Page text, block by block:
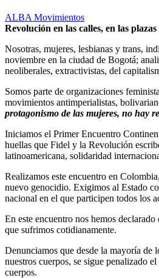
ALBA Movimientos
Revolución en las calles, en las plazas
Nosotras, mujeres, lesbianas y trans,
noviembre en la ciudad de Bogotá;
neoliberales, extractivistas, del
Somos parte de organizaciones
movimientos antimperialistas,
protagonismo de las mujeres, no hay
Iniciamos el Primer Encuentro
huellas que Fidel y la Revolución
latinoamericana, solidaridad
Realizamos este encuentro en
nuevo genocidio. Exigimos al Estado
nacional en el que participen todos los
En este encuentro nos hemos declarado
que sufrimos cotidianamente.
Denunciamos que desde la mayoría de
nuestros cuerpos, se sigue penalizado
cuerpos.